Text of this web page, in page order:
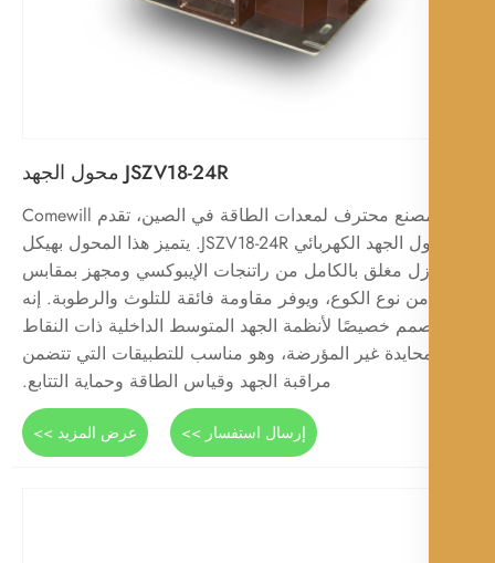
JSZV18-24R محول الجهد
كمصنع محترف لمعدات الطاقة في الصين، تقدم Comewill
محول الجهد الكهربائي JSZV18-24R. يتميز هذا المحول بهيكل
مغلق بالكامل من راتنجات الإيبوكسي ومجهز بمقابس
من نوع الكوع، ويوفر مقاومة فائقة للتلوث والرطوبة. إنه
خصيصًا لأنظمة الجهد المتوسط ​​الداخلية ذات النقاط
غير المؤرضة، وهو مناسب للتطبيقات التي تتضمن
مراقبة الجهد وقياس الطاقة وحماية التتابع.
عرض المزيد >> إرسال استفسار >>